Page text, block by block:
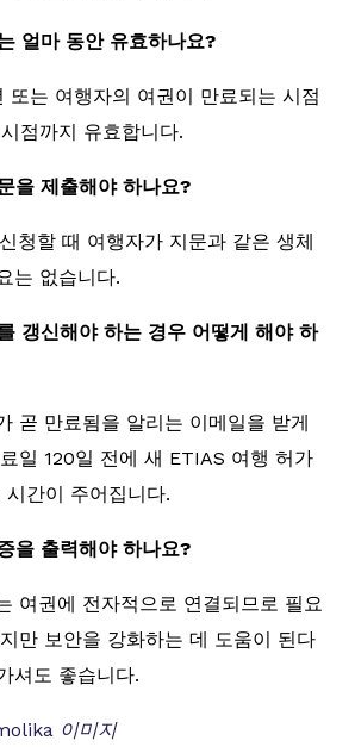
얼마 동안 유효하나요?
또는 여행자의 여권이 만료되는 시점
점까지 유효합니다.
을 제출해야 하나요?
청할 때 여행자가 지문과 같은 생체
는 없습니다.
갱신해야 하는 경우 어떻게 해야 하
곧 만료됨을 알리는 이메일을 받게
일 120일 전에 새 ETIAS 여행 허가
간이 주어집니다.
을 출력해야 하나요?
여권에 전자적으로 연결되므로 필요
만 보안을 강화하는 데 도움이 된다
셔도 좋습니다.
이미지